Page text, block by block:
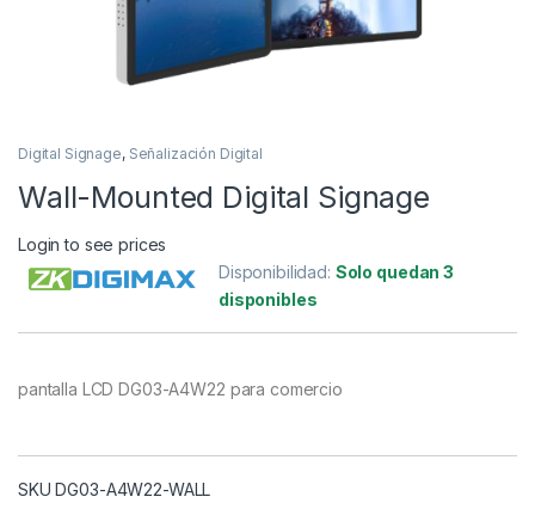
Digital Signage, Señalización Digital
Wall-Mounted Digital Signage
Login to see prices
Disponibilidad: Solo quedan 3
disponibles
pantalla LCD DG03-A4W22 para comercio
SKU DG03-A4W22-WALL